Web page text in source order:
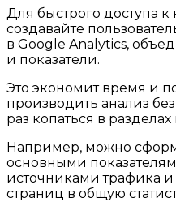
Для быстрого доступа
создавайте
в Google Analytics,
и показатели.
Это экономит время и
производить анализ
раз копаться в
Например, можно
основными
источниками трафика
страниц в общую